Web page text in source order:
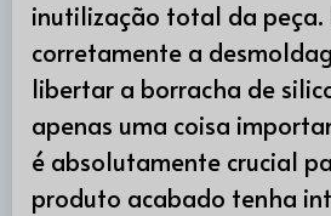
inutilização total da peça.
corretamente a
libertar a borracha de
apenas uma coisa
é absolutamente crucial
produto acabado tenha